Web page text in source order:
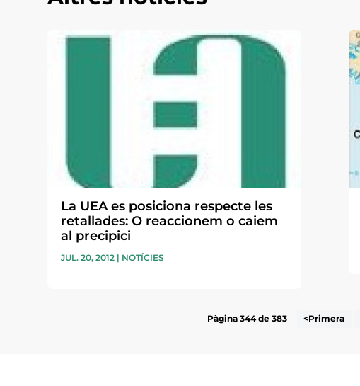
La UEA es posiciona respecte les
retallades: O reaccionem o caiem
al precipici
JUL. 20, 2012 | NOTÍCIES
Pàgina 344 de 383 <Primera